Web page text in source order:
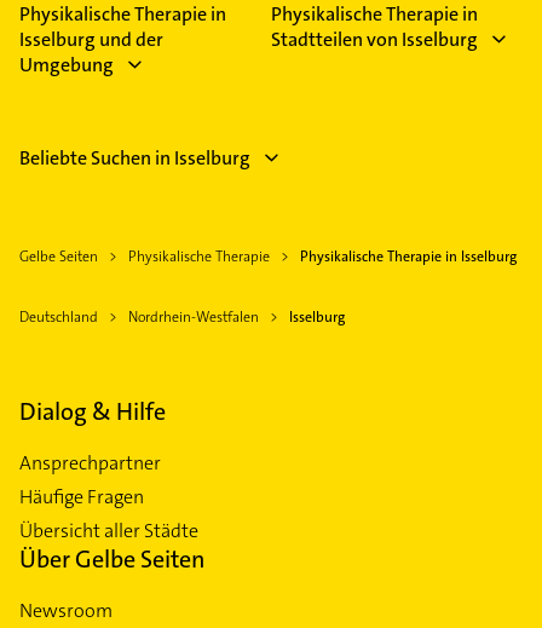
Physikalische Therapie in
Isselburg und der
Umgebung
Physikalische Therapie in
Stadtteilen von Isselburg
Beliebte Suchen in Isselburg
Gelbe Seiten Physikalische Therapie Physikalische Therapie in Isselburg
Deutschland Nordrhein-Westfalen Isselburg
Dialog & Hilfe
Ansprechpartner
Häufige Fragen
Übersicht aller Städte
Über Gelbe Seiten
Newsroom